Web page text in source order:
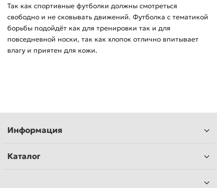
Так как спортивные футболки должны смотреться
свободно и не сковывать движений. Футболка с тематикой
борьбы подойдёт как для тренировки так и для
повседневной носки, так как хлопок отлично впитывает
влагу и приятен для кожи.
Информация
Каталог